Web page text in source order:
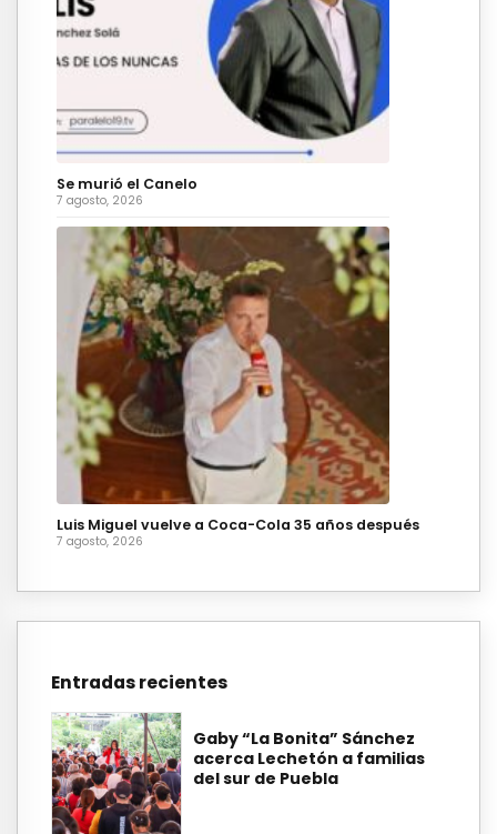
Se murió el Canelo
7 agosto, 2026
Luis Miguel vuelve a Coca-Cola 35 años después
7 agosto, 2026
Entradas recientes
Gaby “La Bonita” Sánchez
acerca Lechetón a familias
del sur de Puebla